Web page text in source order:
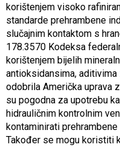
korištenjem visoko
standarde prehrambene
slučajnim kontaktom s
178.3570 Kodeksa
korištenjem bijelih
antioksidansima,
odobrila Američka uprava
su pogodna za upotrebu
hidrauličnim kontrolnim
kontaminirati
Također se mogu koristiti